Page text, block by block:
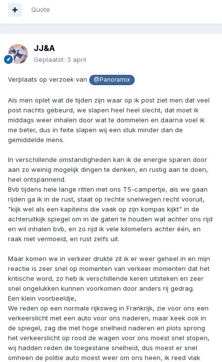
Quote
JJ&A
Geplaatst: 3 april
Verplaats op verzoek van @Panoramix
Als men oplet wat de tijden zijn waar op ik post ziet men dat veel
post nachts gebeurd, we slapen heel heel slecht, dat moet ik
middags weer inhalen door wat te dommelen en daarna voel ik
me beter, dus in feite slapen wij een stuk minder dan de
gemiddelde mens.
In verschillende omstandigheden kan ik de energie sparen door
aan zo weinig mogelijk dingen te denken, en rustig aan te doen,
heel ontspannend.
Bvb tijdens hele lange ritten met ons T5-campertje, als we gaan
rijden ga ik in de rust, staat op rechte snelwegen recht vooruit,
"kijk wel als een kapiteins die vaak op zijn kompas kijkt" in de
achteruitkijk spiegel om in de gaten te houden wat achter ons rijd
en wil inhalen bvb, en zo rijd ik vele kilometers achter één, en
raak niet vermoeid, en rust zelfs uit.
Maar komen we in verkeer drukte zit ik er weer geheel in en mijn
reactie is zeer snel op momenten van verkeer momenten dat het
kritische word, zo heb ik verschillende keren uitsteken en zeer
snel ongelukken kunnen voorkomen door anders rij gedrag.
Een klein voorbeeldje,
We reden op een normale rijksweg in Frankrijk, zie voor ons een
verkeerslicht met een auto voor ons naderen, maar keek ook in
de spiegel, zag die met hoge snelheid naderen en plots sprong
het verkeerslicht op rood de wagen voor ons moest snel stopen,
wij hadden reden de toegestane snelheid, dus moest er snel
omheen de politie auto moest weer om ons heen, ik reed vlak